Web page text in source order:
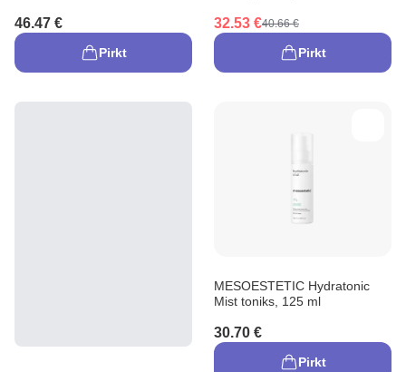
46.47 €
Pirkt
32.53 €40.66 €
Pirkt
MESOESTETIC Hydratonic
Mist toniks, 125 ml
30.70 €
Pirkt